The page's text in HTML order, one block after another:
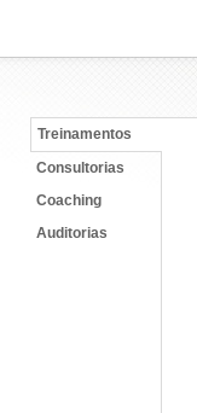
Treinamentos
Consultorias
Coaching
Auditorias